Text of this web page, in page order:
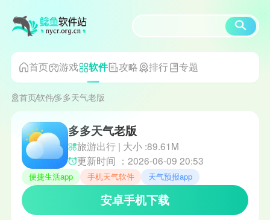
首页 游戏 软件 攻略 排行 专题
首页软件多多天气老版
多多天气老版
旅游出行 | 大小 :89.61M
更新时间 ：2026-06-09 20:53
便捷生活app 手机天气软件 天气预报app
安卓手机下载